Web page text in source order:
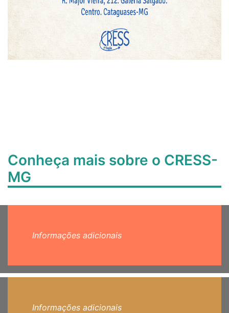
Conheça mais sobre o CRESS-
MG
Informações adicionais
Informações adicionais